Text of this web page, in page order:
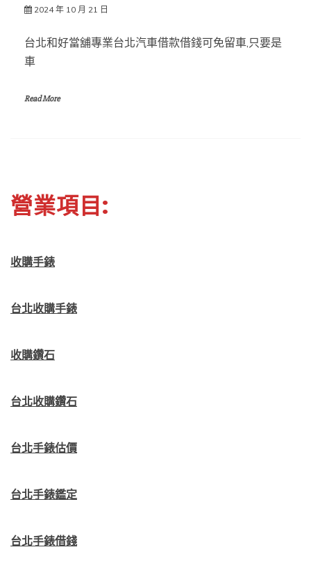
2024 年 10 月 21 日
台北和好當舖專業台北汽車借款借錢可免留車,只要是
車
Read More
營業項目:
收購手錶
台北收購手錶
收購鑽石
台北收購鑽石
台北手錶估價
台北手錶鑑定
台北手錶借錢